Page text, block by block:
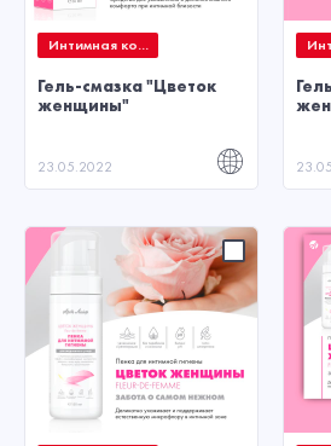
Интимная ко...
Гель-смазка "Цветок
женщины"
23.05.2022